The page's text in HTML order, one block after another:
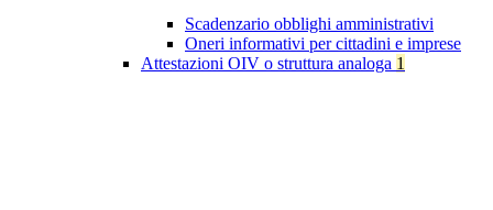
Scadenzario obblighi amministrativi
Oneri informativi per cittadini e imprese
Attestazioni OIV o struttura analoga 1